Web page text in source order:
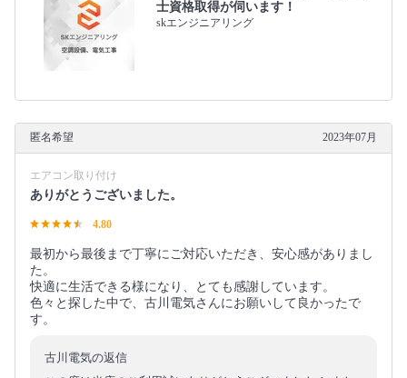
士資格取得が伺います！
skエンジニアリング
匿名希望 2023年07月
エアコン取り付け
ありがとうございました。
4.80
最初から最後まで丁寧にご対応いただき、安心感がありまし
た。
快適に生活できる様になり、とても感謝しています。
色々と探した中で、古川電気さんにお願いして良かったで
す。
古川電気の返信